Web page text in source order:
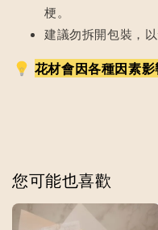
梗。
建議勿拆開包裝，
花材會因各種因素影
您可能也喜歡